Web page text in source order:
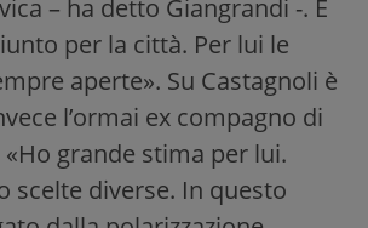
– ha detto Giangrandi -. È
per la città. Per lui le
aperte». Su Castagnoli è
l’ormai ex compagno di
«Ho grande stima per lui.
scelte diverse. In questo